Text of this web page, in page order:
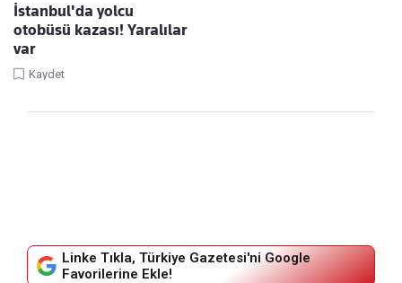
İstanbul'da yolcu
otobüsü kazası! Yaralılar
var
Kaydet
Linke Tıkla, Türkiye Gazetesi'ni Google
Favorilerine Ekle!